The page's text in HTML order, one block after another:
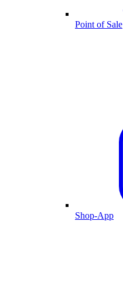
Point of Sale
Shop-App